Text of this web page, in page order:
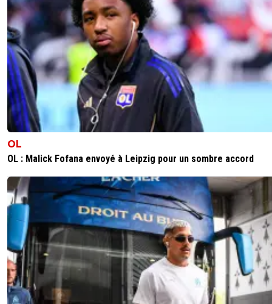
OL
OL : Malick Fofana envoyé à Leipzig pour un sombre accord